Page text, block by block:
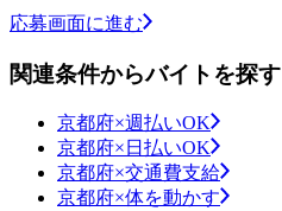
応募画面に進む
関連条件からバイトを探す
京都府×週払いOK
京都府×日払いOK
京都府×交通費支給
京都府×体を動かす